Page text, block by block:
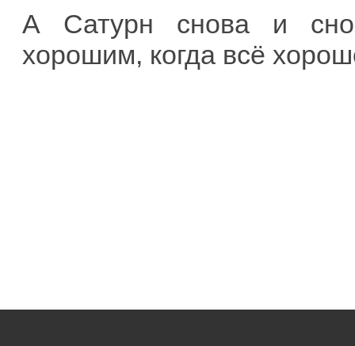
А Сатурн снова и
хорошим, когда всё